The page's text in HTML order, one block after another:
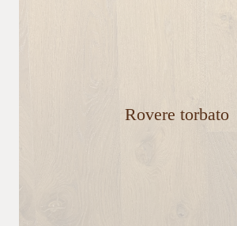
Rovere torbato